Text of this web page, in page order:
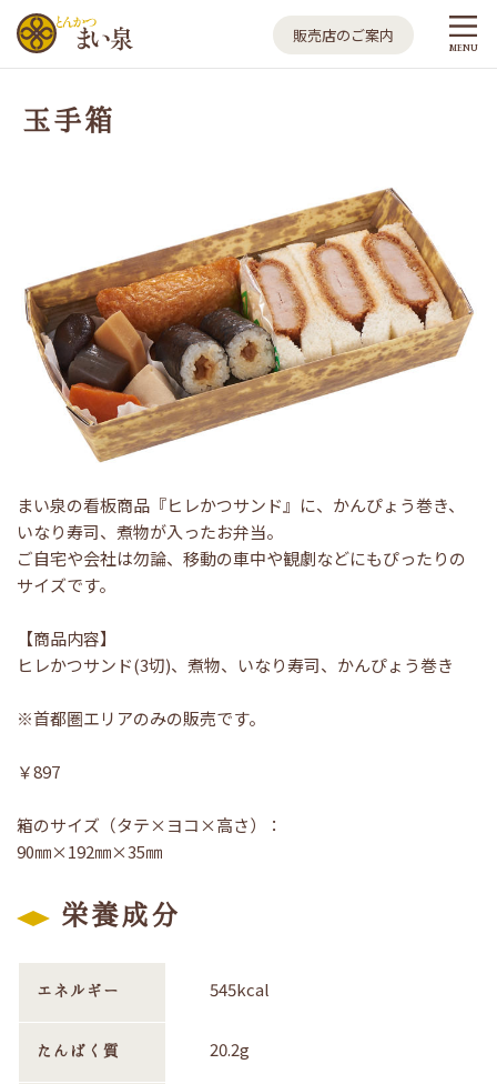
とんかつ まい泉
販売店のご案内
MENU
玉手箱
まい泉の看板商品『ヒレかつサンド』に、かんぴょう巻き、
いなり寿司、煮物が入ったお弁当。
ご自宅や会社は勿論、移動の車中や観劇などにもぴったりの
サイズです。
【商品内容】
ヒレかつサンド(3切)、煮物、いなり寿司、かんぴょう巻き
※首都圏エリアのみの販売です。
￥897
箱のサイズ（タテ×ヨコ×高さ）：
90㎜×192㎜×35㎜
栄養成分
エネルギー 545kcal
たんぱく質 20.2g